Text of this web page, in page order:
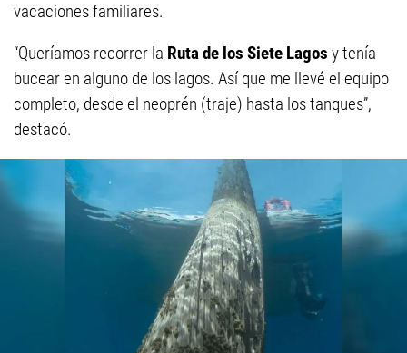
vacaciones familiares.
“Queríamos recorrer la Ruta de los Siete Lagos y tenía
bucear en alguno de los lagos. Así que me llevé el equipo
completo, desde el neoprén (traje) hasta los tanques”,
destacó.